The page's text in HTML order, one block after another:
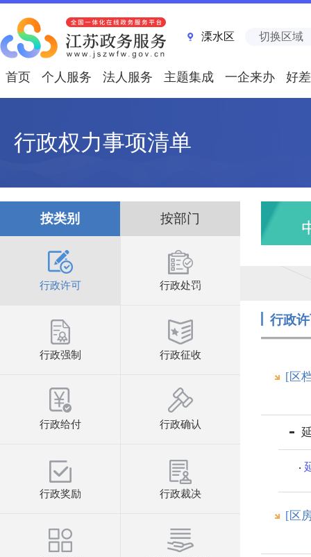
溧水区 切换区域
首页 个人服务 法人服务 主题集成 一企来办 好
行政权力事项清单
按类别 按部门
行政许可 行政处罚
行政强制 行政征收
行政给付 行政确认
行政奖励 行政裁决
行政
[区
[区